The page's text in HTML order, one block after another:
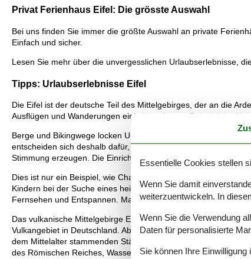
Privat Ferienhaus Eifel: Die grösste Auswahl
Bei uns finden Sie immer die größte Auswahl an private
Einfach und sicher.
Lesen Sie mehr über die unvergesslichen Urlaubserlebnisse,
Tipps: Urlaubserlebnisse Eifel
Die Eifel ist der deutsche Teil des Mittelgebirges, der an die
Ausflügen und Wanderungen einladen wie zum Beispiel der
Berge und Bikingwege locken Urlauber ebenfalls in diese
entscheiden sich deshalb dafür, in der Eifel ein Chalet zu
Stimmung erzeugen. Die Einrichtung einiger Häuser erinnert
Dies ist nur ein Beispiel, wie Chalets die Eifel als Urlaubsort
Kindern bei der Suche eines heimeligen Urlaubsdomizils auf
Fernsehen und Entspannen. Man findet bei vielen eine Küche
Das vulkanische Mittelgebirge Eifel ist ein schönes und
Vulkangebiet in Deutschland. Aber zum Glück ist es schon
dem Mittelalter stammenden Städte, und der große
des Römischen Reiches, Wassermühlen und viele andere
Essentielle Cookies stellen
Wenn Sie damit
weiterzuentwickeln. In
Wenn Sie die Verwendung
Daten für personalisierte
Sie können Ihre